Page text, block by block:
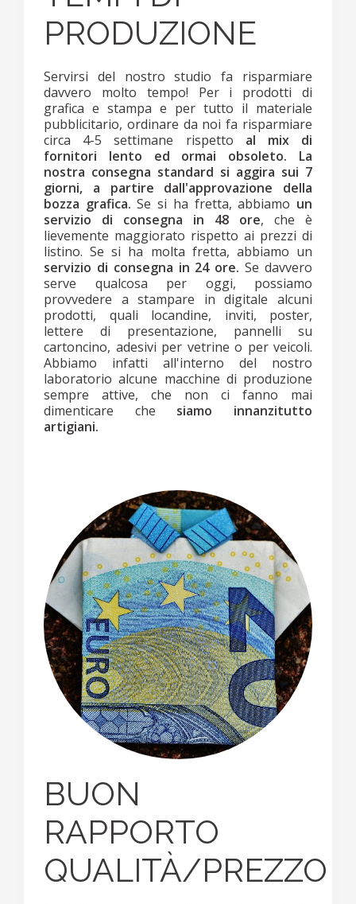
PRODUZIONE
Servirsi del nostro studio fa risparmiare
davvero molto tempo! Per i prodotti di
grafica e stampa e per tutto il materiale
pubblicitario, ordinare da noi fa risparmiare
circa 4-5 settimane rispetto al mix di
fornitori lento ed ormai obsoleto.
La
nostra consegna standard si aggira sui 7
giorni, a partire dall'approvazione della
bozza grafica. Se si ha fretta, abbiamo un
servizio di consegna in 48 ore, che è
lievemente maggiorato rispetto ai prezzi di
listino. Se si ha molta fretta, abbiamo un
servizio di consegna in 24 ore. Se davvero
serve qualcosa per oggi, possiamo
provvedere a stampare in digitale alcuni
prodotti, quali locandine, inviti, poster,
lettere di presentazione, pannelli su
cartoncino, adesivi per vetrine o per veicoli.
Abbiamo infatti all'interno del nostro
laboratorio alcune macchine di produzione
sempre attive, che non ci fanno mai
dimenticare che siamo innanzitutto
artigiani.
BUON
RAPPORTO
QUALITÀ/PREZZO